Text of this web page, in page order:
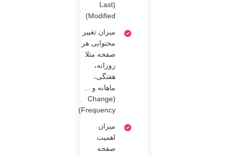
(Last
Modified)
میزان تغییر
محتوایی هر
صفحه مثلا
روزانه،
هفتگی،
ماهانه و ...
(Change
Frequency)
میزان
اهمیت
صفحه